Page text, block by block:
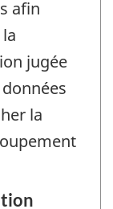
afin
jugée
la